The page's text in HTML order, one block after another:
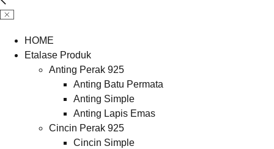
HOME
Etalase Produk
Anting Perak 925
Anting Batu Permata
Anting Simple
Anting Lapis Emas
Cincin Perak 925
Cincin Simple